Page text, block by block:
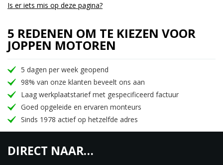
Is er iets mis op deze pagina?
5 REDENEN OM TE KIEZEN VOOR
JOPPEN MOTOREN
5 dagen per week geopend
98% van onze klanten beveelt ons aan
Laag werkplaatstarief met gespecificeerd factuur
Goed opgeleide en ervaren monteurs
Sinds 1978 actief op hetzelfde adres
DIRECT NAAR…